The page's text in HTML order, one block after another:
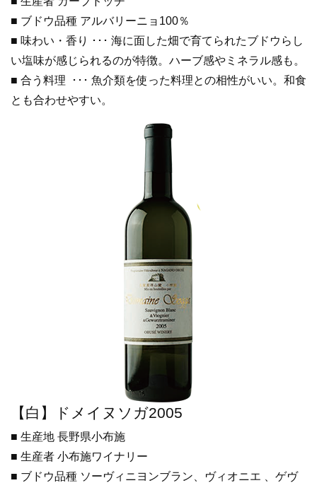
■ ブドウ品種 アルバリーニョ100％
■ 味わい・香り ･･･ 海に面した畑で育てられたブドウらし
い塩味が感じられるのが特徴。ハーブ感やミネラル感も。
■ 合う料理 ･･･ 魚介類を使った料理との相性がいい。和食
とも合わせやすい。
【白】ドメイヌソガ2005
■ 生産地 長野県小布施
■ 生産者 小布施ワイナリー
■ ブドウ品種 ソーヴィニヨンブラン、ヴィオニエ 、ゲヴ